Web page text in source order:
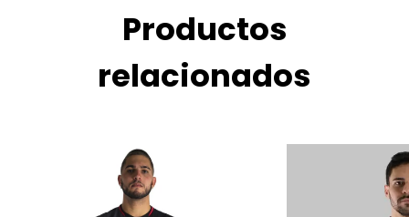
Productos
relacionados